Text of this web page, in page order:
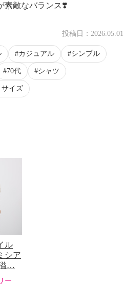
素敵なバランス❣️
投稿日： 2026.05.01
カジュアル シンプル
70代 シャツ
サイズ
ル
シア
…
ー